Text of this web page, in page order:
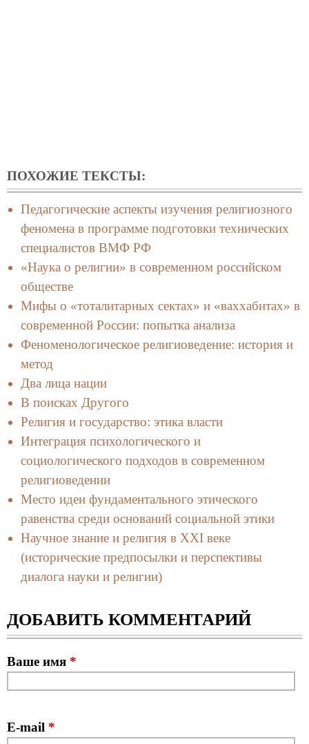
ПОХОЖИЕ ТЕКСТЫ:
Педагогические аспекты изучения религиозного
феномена в программе подготовки технических
специалистов ВМФ РФ
«Наука о религии» в современном российском
обществе
Мифы о «тоталитарных сектах» и «ваххабитах» в
современной России: попытка анализа
Феноменологическое религиоведение: история и
метод
Два лица нации
В поисках Другого
Религия и государство: этика власти
Интеграция психологического и
социологического подходов в современном
религиоведении
Место идеи фундаментального этического
равенства среди оснований социальной этики
Научное знание и религия в XXI веке
(исторические предпосылки и перспективы
диалога науки и религии)
ДОБАВИТЬ КОММЕНТАРИЙ
Ваше имя *
E-mail *